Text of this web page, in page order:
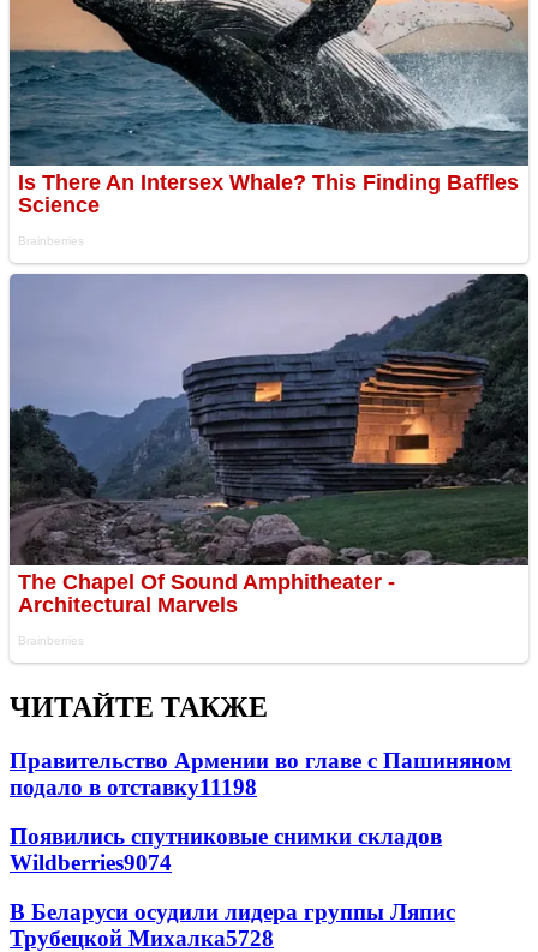
ЧИТАЙТЕ ТАКЖЕ
Правительство Армении во главе с Пашиняном
подало в отставку11198
Появились спутниковые снимки складов
Wildberries9074
В Беларуси осудили лидера группы Ляпис
Трубецкой Михалка5728